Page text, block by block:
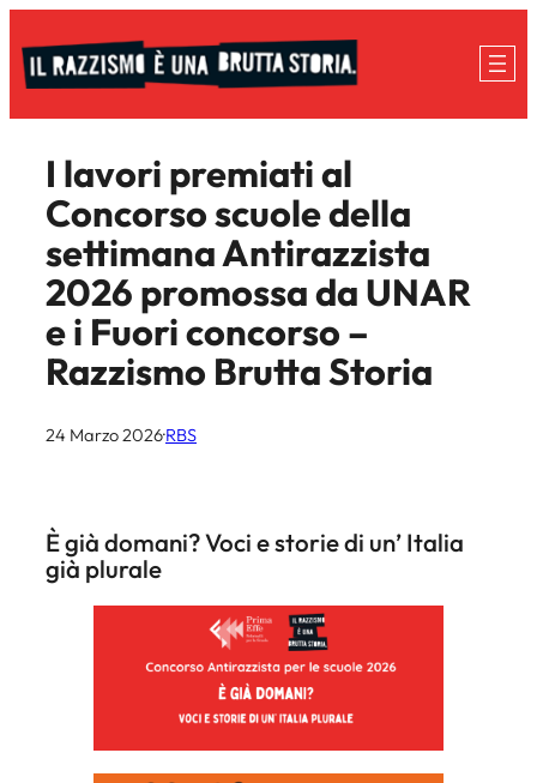
al
I lavori premiati al
Concorso scuole della
settimana Antirazzista
2026 promossa da UNAR
e i Fuori concorso –
Razzismo Brutta Storia
24 Marzo 2026·RBS
È già domani? Voci e storie di un’ Italia
già plurale